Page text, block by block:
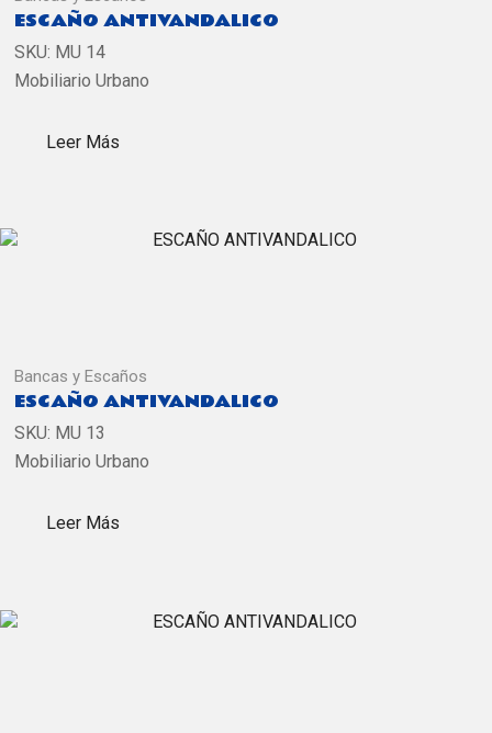
ESCAÑO ANTIVANDALICO
SKU: MU 14
Mobiliario Urbano
Leer Más
Bancas y Escaños
ESCAÑO ANTIVANDALICO
SKU: MU 13
Mobiliario Urbano
Leer Más